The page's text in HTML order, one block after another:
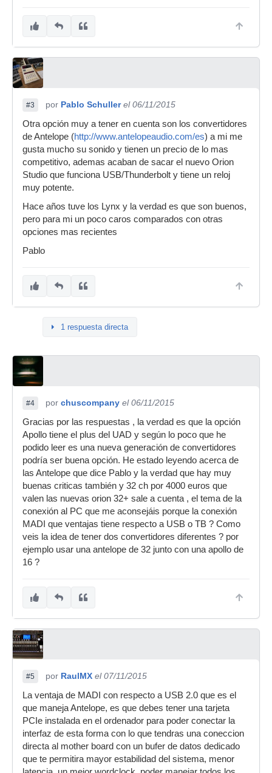
#3 por Pablo Schuller el 06/11/2015
Otra opción muy a tener en cuenta son los convertidores
de Antelope (http://www.antelopeaudio.com/es) a mi me
gusta mucho su sonido y tienen un precio de lo mas
competitivo, ademas acaban de sacar el nuevo Orion
Studio que funciona USB/Thunderbolt y tiene un reloj
muy potente.
Hace años tuve los Lynx y la verdad es que son buenos,
pero para mi un poco caros comparados con otras
opciones mas recientes
Pablo
1 respuesta directa
#4 por chuscompany el 06/11/2015
Gracias por las respuestas , la verdad es que la opción
Apollo tiene el plus del UAD y según lo poco que he
podido leer es una nueva generación de convertidores
podría ser buena opción. He estado leyendo acerca de
las Antelope que dice Pablo y la verdad que hay muy
buenas criticas también y 32 ch por 4000 euros que
valen las nuevas orion 32+ sale a cuenta , el tema de la
conexión al PC que me aconsejáis porque la conexión
MADI que ventajas tiene respecto a USB o TB ? Como
veis la idea de tener dos convertidores diferentes ? por
ejemplo usar una antelope de 32 junto con una apollo de
16 ?
#5 por RaulMX el 07/11/2015
La ventaja de MADI con respecto a USB 2.0 que es el
que maneja Antelope, es que debes tener una tarjeta
PCIe instalada en el ordenador para poder conectar la
interfaz de esta forma con lo que tendras una coneccion
directa al mother board con un bufer de datos dedicado
que te permitira mayor estabilidad del sistema, menor